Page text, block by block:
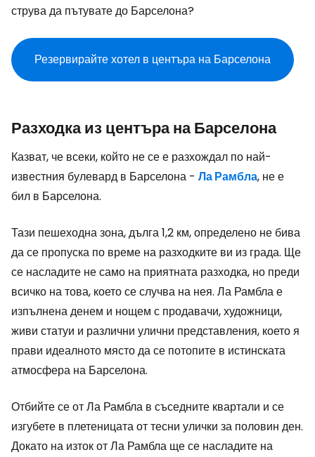
струва да пътувате до Барселона?
Резервирайте хотел в центъра на Барселона
Разходка из центъра на Барселона
Казват, че всеки, който не се е разхождал по най-
известния булевард в Барселона - Ла Рамбла, не е
бил в Барселона.
Тази пешеходна зона, дълга 1,2 км, определено не бива
да се пропуска по време на разходките ви из града. Ще
се насладите не само на приятната разходка, но преди
всичко на това, което се случва на нея. Ла Рамбла е
изпълнена денем и нощем с продавачи, художници,
живи статуи и различни улични представления, което я
прави идеалното място да се потопите в истинската
атмосфера на Барселона.
Отбийте се от Ла Рамбла в съседните квартали и се
изгубете в плетеницата от тесни улички за половин ден.
Докато на изток от Ла Рамбла ще се насладите на